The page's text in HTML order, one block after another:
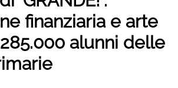
finanziaria e arte
alunni delle